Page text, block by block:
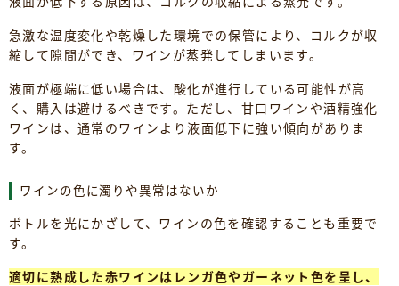
急激な温度変化や乾燥した環境での保管により、コルクが収
縮して隙間ができ、ワインが蒸発してしまいます。
液面が極端に低い場合は、酸化が進行している可能性が高
く、購入は避けるべきです。ただし、甘口ワインや酒精強化
ワインは、通常のワインより液面低下に強い傾向がありま
す。
ワインの色に濁りや異常はないか
ボトルを光にかざして、ワインの色を確認することも重要で
す。
適切に熟成した赤ワインはレンガ色やガーネット色を呈し、